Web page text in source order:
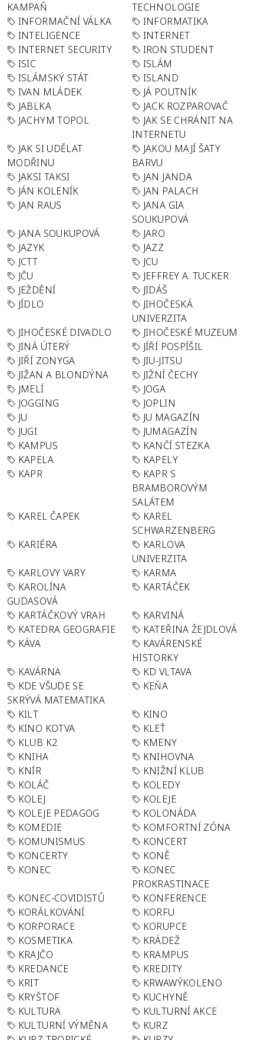
KAMPAŇ
TECHNOLOGIE
INFORMAČNÍ VÁLKA
INFORMATIKA
INTELIGENCE
INTERNET
INTERNET SECURITY
IRON STUDENT
ISIC
ISLÁM
ISLÁMSKÝ STÁT
ISLAND
IVAN MLÁDEK
JÁ POUTNÍK
JABLKA
JACK ROZPAROVAČ
JACHYM TOPOL
JAK SE CHRÁNIT NA
INTERNETU
JAK SI UDĚLAT
MODŘINU
JAKOU MAJÍ ŠATY
BARVU
JAKSI TAKSI
JAN JANDA
JÁN KOLENÍK
JAN PALACH
JAN RAUS
JANA GIA
SOUKUPOVÁ
JANA SOUKUPOVÁ
JARO
JAZYK
JAZZ
JCTT
JCU
JČU
JEFFREY A. TUCKER
JEŽDĚNÍ
JIDÁŠ
JÍDLO
JIHOČESKÁ
UNIVERZITA
JIHOČESKÉ DIVADLO
JIHOČESKÉ MUZEUM
JINÁ ÚTERÝ
JÍŘÍ POSPÍŠIL
JIŘÍ ZONYGA
JIU-JITSU
JIŽAN A BLONDÝNA
JIŽNÍ ČECHY
JMELÍ
JOGA
JOGGING
JOPLIN
JU
JU MAGAZÍN
JUGI
JUMAGAZÍN
KAMPUS
KANČÍ STEZKA
KAPELA
KAPELY
KAPR
KAPR S
BRAMBOROVÝM
SALÁTEM
KAREL ČAPEK
KAREL
SCHWARZENBERG
KARIÉRA
KARLOVA
UNIVERZITA
KARLOVY VARY
KARMA
KAROLÍNA
GUDASOVÁ
KARTÁČEK
KARTÁČKOVÝ VRAH
KARVINÁ
KATEDRA GEOGRAFIE
KATEŘINA ŽEJDLOVÁ
KÁVA
KAVÁRENSKÉ
HISTORKY
KAVÁRNA
KD VLTAVA
KDE VŠUDE SE
SKRÝVÁ MATEMATIKA
KEŇA
KILT
KINO
KINO KOTVA
KLEŤ
KLUB K2
KMENY
KNIHA
KNIHOVNA
KNÍR
KNIŽNÍ KLUB
KOLÁČ
KOLEDY
KOLEJ
KOLEJE
KOLEJE PEDAGOG
KOLONÁDA
KOMEDIE
KOMFORTNÍ ZÓNA
KOMUNISMUS
KONCERT
KONCERTY
KONĚ
KONEC
KONEC
PROKRASTINACE
KONEC-COVIDISTŮ
KONFERENCE
KORÁLKOVÁNÍ
KORFU
KORPORACE
KORUPCE
KOSMETIKA
KRÁDEŽ
KRAJČO
KRAMPUS
KREDANCE
KREDITY
KRIT
KRWAWÝKOLENO
KRYŠTOF
KUCHYNĚ
KULTURA
KULTURNÍ AKCE
KULTURNÍ VÝMĚNA
KURZ